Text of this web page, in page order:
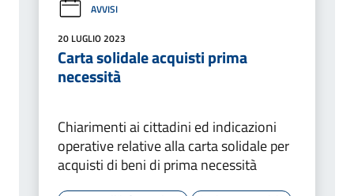
AVVISI
20 LUGLIO 2023
Carta solidale acquisti prima
necessità
Chiarimenti ai cittadini ed indicazioni
operative relative alla carta solidale per
acquisti di beni di prima necessità